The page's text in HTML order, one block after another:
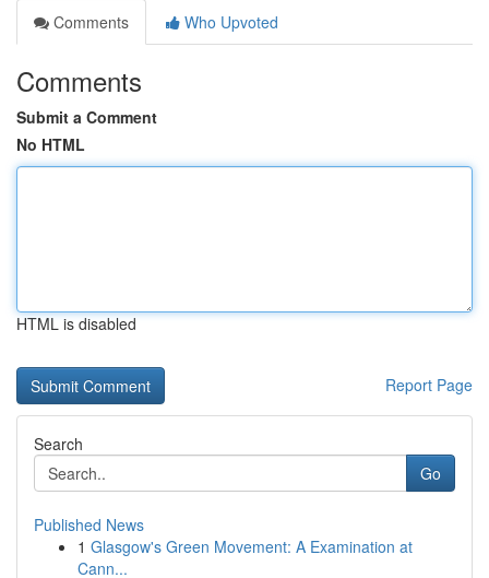
Comments
Who Upvoted
Comments
Submit a Comment
No HTML
HTML is disabled
Report Page
Search
Go
Published News
1 Glasgow's Green Movement: A Examination at
Cann...